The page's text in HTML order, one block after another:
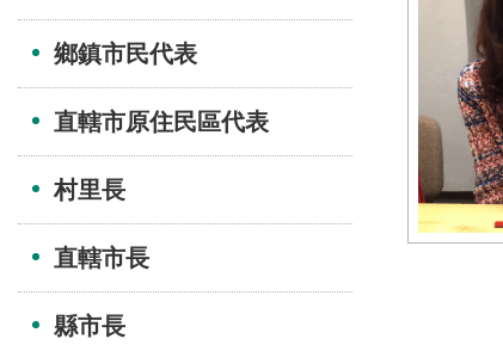
鄉鎮市民代表
直轄市原住民區代表
村里長
直轄市長
縣市長